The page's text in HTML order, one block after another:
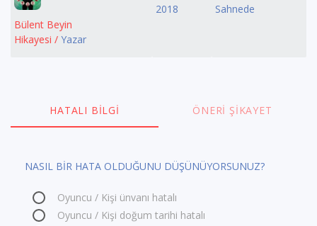
Bülent Beyin
Hikayesi / Yazar
2018 Sahnede
HATALI BILGI ÖNERI ŞIKAYET
NASIL BİR HATA OLDUĞUNU DÜŞÜNÜYORSUNUZ?
Oyuncu / Kişi ünvanı hatalı
Oyuncu / Kişi doğum tarihi hatalı